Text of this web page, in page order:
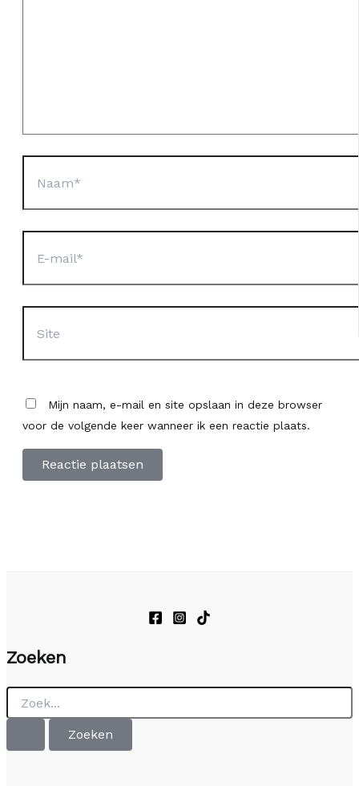
mail*
Mijn naam, e-mail en site opslaan in deze browser
voor de volgende keer wanneer ik een reactie plaats.
Zoeken
Zoek
naar: